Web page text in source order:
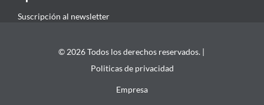
Suscripción al newsletter
© 2026 Todos los derechos reservados. |
Politicas de privacidad
Empresa